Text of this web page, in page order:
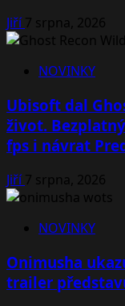
Jiří7 srpna, 2026
NOVINKY
Ubisoft dal
život.
fps i návrat
Jiří7 srpna, 2026
NOVINKY
Onimusha
trailer